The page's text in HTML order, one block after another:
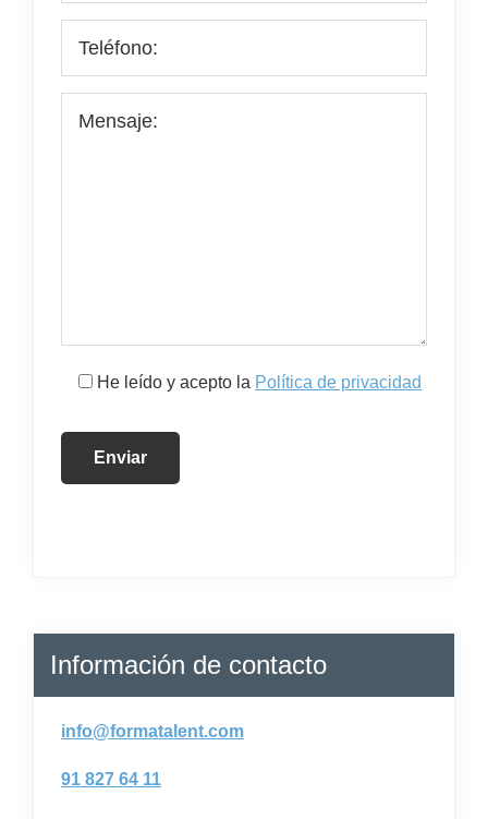
He leído y acepto la Política de privacidad
Información de contacto
info@formatalent.com
91 827 64 11